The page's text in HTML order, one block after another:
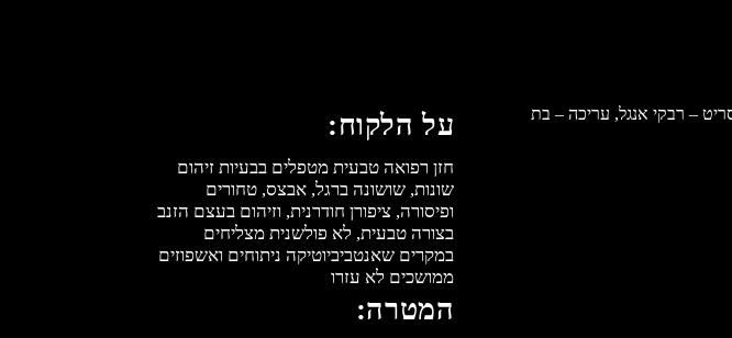
– רבקי אנגל, עריכה – בת
על הלקוח:
חזן רפואה טבעית מטפלים בבעיות זיהום
שונות, שושונה ברגל, אבצס, טחורים
ופיסורה, ציפורן חודרנית, וזיהום בעצם הזנב
בצורה טבעית, לא פולשנית מצליחים
במקרים שאנטביביוטיקה ניתוחים ואשפוזים
ממושכים לא עזרו
המטרה: